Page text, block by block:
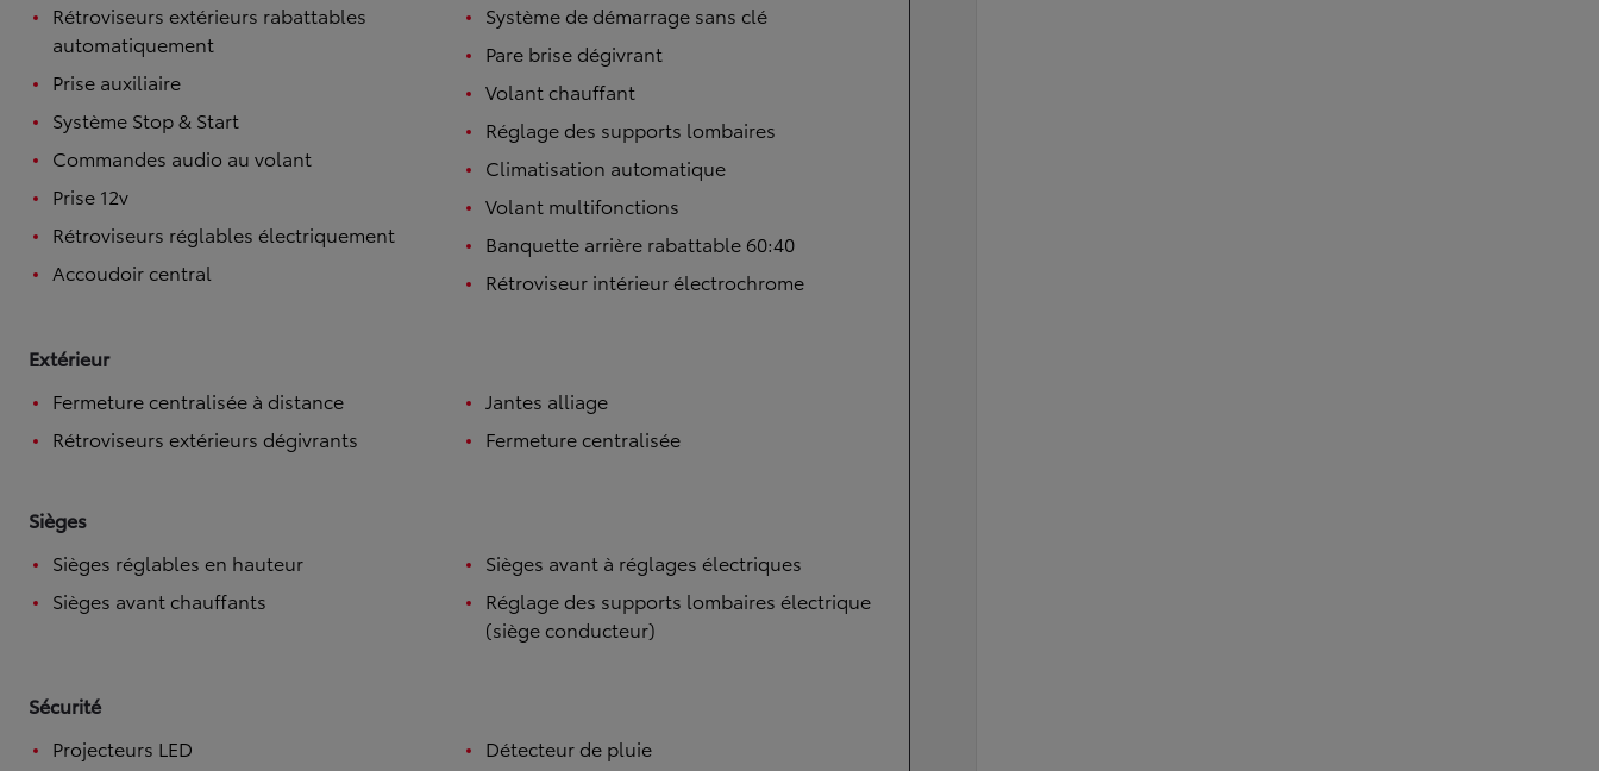
Rétroviseurs extérieurs rabattables
automatiquement
Prise auxiliaire
Système Stop & Start
Commandes audio au volant
Prise 12v
Rétroviseurs réglables électriquement
Accoudoir central
Système de démarrage sans clé
Pare brise dégivrant
Volant chauffant
Réglage des supports lombaires
Climatisation automatique
Volant multifonctions
Banquette arrière rabattable 60:40
Rétroviseur intérieur électrochrome
Extérieur
Fermeture centralisée à distance
Rétroviseurs extérieurs dégivrants
Jantes alliage
Fermeture centralisée
Sièges
Sièges réglables en hauteur
Sièges avant chauffants
Sièges avant à réglages électriques
Réglage des supports lombaires électrique
(siège conducteur)
Sécurité
Projecteurs LED
Détecteur de pluie